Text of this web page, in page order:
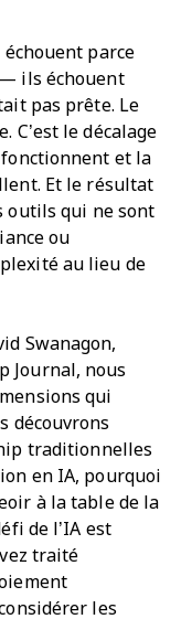
échouent parce
ils échouent
pas prête. Le
C’est le décalage
et la
Et le résultat
outils qui ne sont
ou
au lieu de
Swanagon,
Journal, nous
qui
découvrons
traditionnelles
en IA, pourquoi
à la table de la
de l’IA est
traité
les